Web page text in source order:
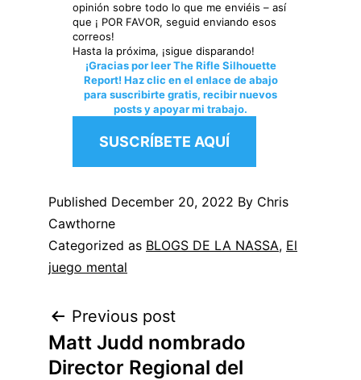
opinión sobre todo lo que me enviéis – así
que ¡ POR FAVOR, seguid enviando esos
correos!
Hasta la próxima, ¡sigue disparando!
¡Gracias por leer The Rifle Silhouette
Report! Haz clic en el enlace de abajo
para suscribirte gratis, recibir nuevos
posts y apoyar mi trabajo.
SUSCRÍBETE AQUÍ
Published December 20, 2022 By Chris
Cawthorne
Categorized as BLOGS DE LA NASSA, El
juego mental
Post
navigation
Previous post
Matt Judd nombrado
Director Regional del